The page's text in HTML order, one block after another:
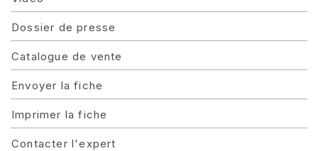
Dossier de presse
Catalogue de vente
Envoyer la fiche
Imprimer la fiche
Contacter l'expert